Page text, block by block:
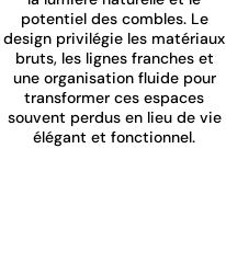
potentiel des combles. Le
design privilégie les matériaux
bruts, les lignes franches et
une organisation fluide pour
transformer ces espaces
souvent perdus en lieu de vie
élégant et fonctionnel.